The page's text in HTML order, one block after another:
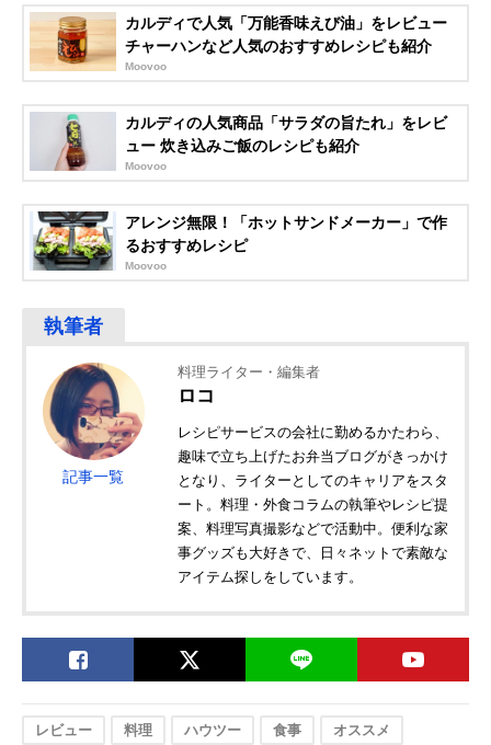
カルディで人気「万能香味えび油」をレビュー
チャーハンなど人気のおすすめレシピも紹介
Moovoo
カルディの人気商品「サラダの旨たれ」をレビ
ュー 炊き込みご飯のレシピも紹介
Moovoo
アレンジ無限！「ホットサンドメーカー」で作
るおすすめレシピ
Moovoo
記事一覧
料理ライター・編集者
ロコ
レシピサービスの会社に勤めるかたわら、
趣味で立ち上げたお弁当ブログがきっかけ
となり、ライターとしてのキャリアをスタ
ート。料理・外食コラムの執筆やレシピ提
案、料理写真撮影などで活動中。便利な家
事グッズも大好きで、日々ネットで素敵な
アイテム探しをしています。
レビュー 料理 ハウツー 食事 オススメ